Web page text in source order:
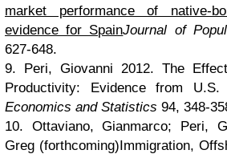
market performance of native-
evidence for SpainJournal of
627-648.
9. Peri, Giovanni 2012. The
Productivity: Evidence from U.S.
Economics and Statistics 94, 348-
10. Ottaviano, Gianmarco; Peri,
Greg (forthcoming)Immigration,